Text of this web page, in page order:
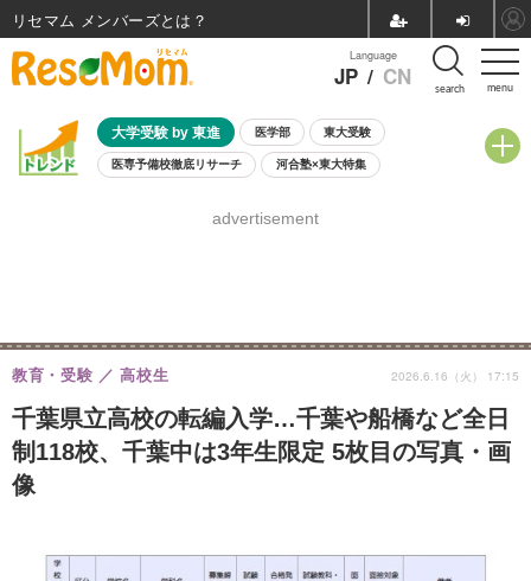
menu
Language
JP / CN search
大学受験 by 東進 医学部 東大受験
医専予備校徹底リサーチ 河合塾×東大特集
8月開催学校説明会・相談会
advertisement
千葉県立高校の転編入学…千葉や船橋など全日
制118校、千葉中は3年生限定 5枚目の写真・画
像
教育・受験 高校生 2026.6.16（火） 17:15
リセマム メンバーズ